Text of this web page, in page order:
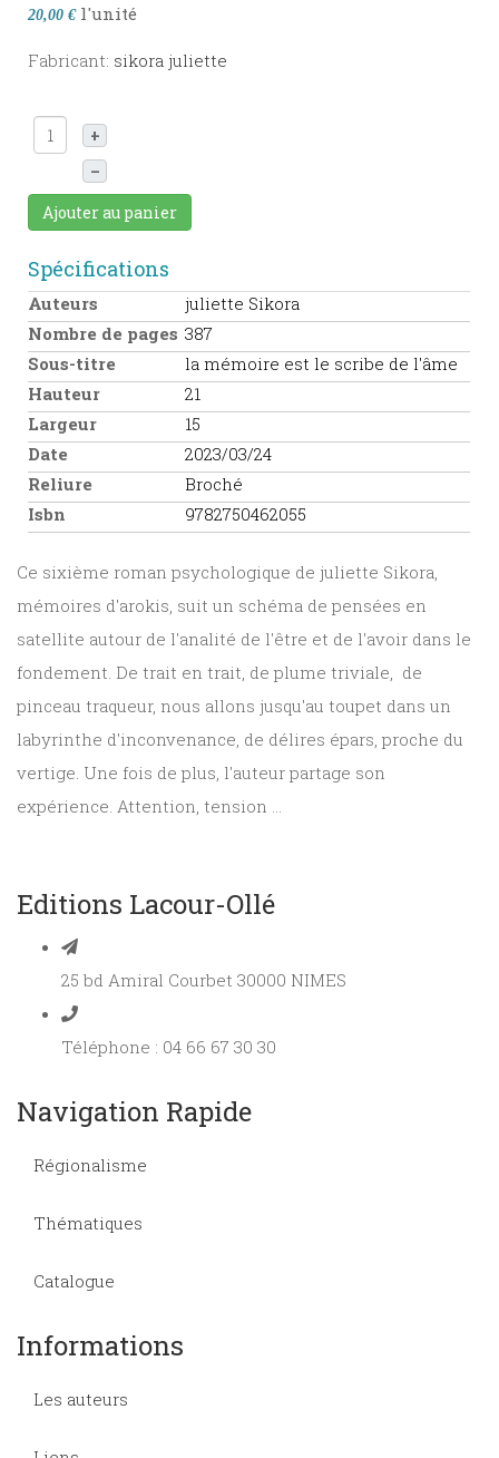
20,00 € l'unité
Fabricant: sikora juliette
+
–
Ajouter au panier
Spécifications
Auteurs
juliette Sikora
Nombre de pages 387
Sous-titre
la mémoire est le scribe de l'âme
Hauteur
21
Largeur
15
Date
2023/03/24
Reliure
Broché
Isbn
9782750462055
Ce sixième roman psychologique de juliette Sikora,
mémoires d'arokis, suit un schéma de pensées en
satellite autour de l'analité de l'être et de l'avoir dans le
fondement. De trait en trait, de plume triviale, de
pinceau traqueur, nous allons jusqu'au toupet dans un
labyrinthe d'inconvenance, de délires épars, proche du
vertige. Une fois de plus, l'auteur partage son
expérience. Attention, tension ...
Editions Lacour-Ollé
25 bd Amiral Courbet 30000 NIMES
Téléphone : 04 66 67 30 30
Navigation Rapide
Régionalisme
Thématiques
Catalogue
Informations
Les auteurs